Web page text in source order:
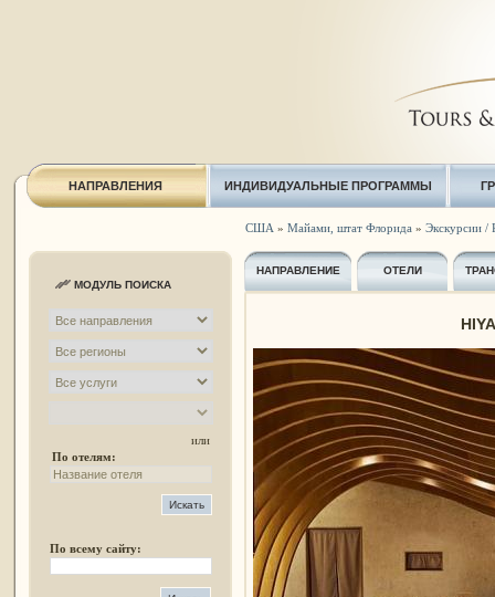
НАПРАВЛЕНИЯ ИНДИВИДУАЛЬНЫЕ ПРОГРАММЫ
МОДУЛЬ ПОИСКА
или
По отелям:
По всему сайту:
США » Майами, штат Флорида » Экскурсии /
НАПРАВЛЕНИЕ ОТЕЛИ